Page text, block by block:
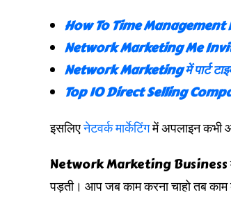
How To Time
Network Marketing Me
Network Marketing में पार्ट
Top 10 Direct Selling
इसलिएनेटवर्क मार्केटिंगमें अपलाइन कभी
Network Marketing Business में
पड़ती। आप जब काम करना चाहो तब